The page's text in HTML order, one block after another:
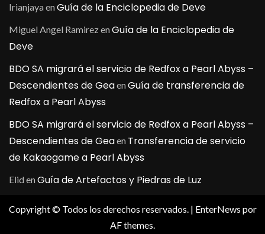
IrianjayaenGuía de la Enciclopedia de Deve
Miguel Angel RamirezenGuía de la Enciclopedia de
Deve
BDO SA migrará el servicio de Redfox a Pearl Abyss –
Descendientes de GeaenGuía de transferencia de
Redfox a Pearl Abyss
BDO SA migrará el servicio de Redfox a Pearl Abyss –
Descendientes de Geaen Transferencia de servicio
de Kakaogame a Pearl Abyss
ElidenGuía de Artefactos y Piedras de Luz
Copyright © Todos los derechos reservados. | EnterNews por
AF themes.